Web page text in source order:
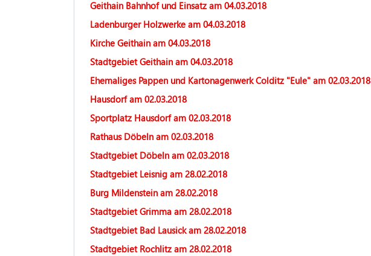
Geithain Bahnhof und Einsatz am 04.03.2018
Ladenburger Holzwerke am 04.03.2018
Kirche Geithain am 04.03.2018
Stadtgebiet Geithain am 04.03.2018
Ehemaliges Pappen und Kartonagenwerk Colditz "Eule" am 02.03.2018
Hausdorf am 02.03.2018
Sportplatz Hausdorf am 02.03.2018
Rathaus Döbeln am 02.03.2018
Stadtgebiet Döbeln am 02.03.2018
Stadtgebiet Leisnig am 28.02.2018
Burg Mildenstein am 28.02.2018
Stadtgebiet Grimma am 28.02.2018
Stadtgebiet Bad Lausick am 28.02.2018
Stadtgebiet Rochlitz am 28.02.2018